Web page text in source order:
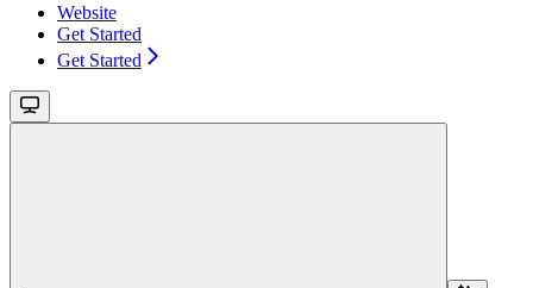
Website
Get Started
Get Started